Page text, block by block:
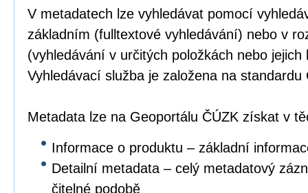
V metadatech lze vyhledávat pomocí
základním (fulltextové vyhledávání) nebo v
(vyhledávání v určitých položkách nebo jejich
Vyhledávací služba je založena na standardu
Metadata lze na Geoportálu ČÚZK získat v
Informace o produktu – základní
Detailní metadata – celý metadatový
čitelné podobě